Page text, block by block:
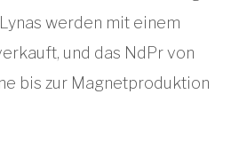
werden mit einem
und das NdPr von
bis zur Magnetproduktion